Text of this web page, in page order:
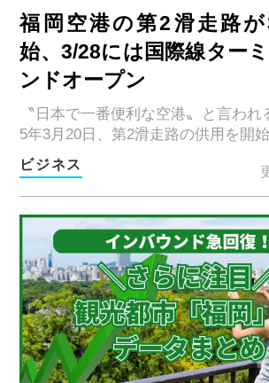
福岡空港の第2滑走路が
始、3/28には国際線ター
ンドオープン
〝日本で一番便利な空港〟と言わ
5年3月20日、第2滑走路の供用を開
ビジネス